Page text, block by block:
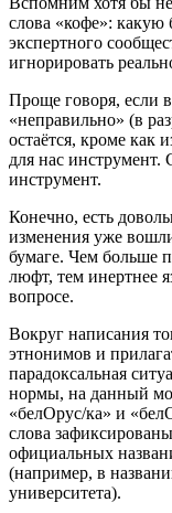
слова «кофе»:
экспертного
игнорировать
Проще говоря, если
«неправильно» (в
остаётся, кроме как
для нас
инструмент.
Конечно, есть
изменения уже
бумаге. Чем больше
люфт, тем инертнее
вопросе.
Вокруг написания
этнонимов и
парадоксальная
нормы, на данный
«белОрус/ка» и
слова
официальных
(например, в
университета).